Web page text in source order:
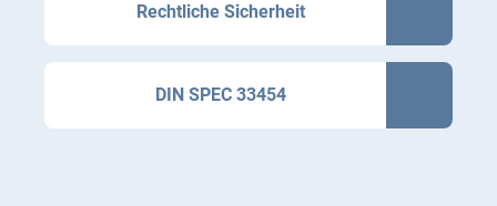
Rechtliche Sicherheit
DIN SPEC 33454